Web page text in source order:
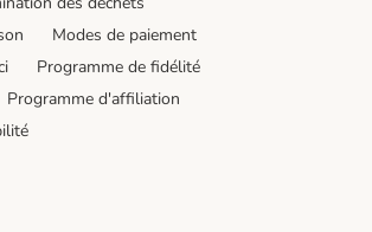
Modes de paiement
Programme de fidélité
Programme d'affiliation